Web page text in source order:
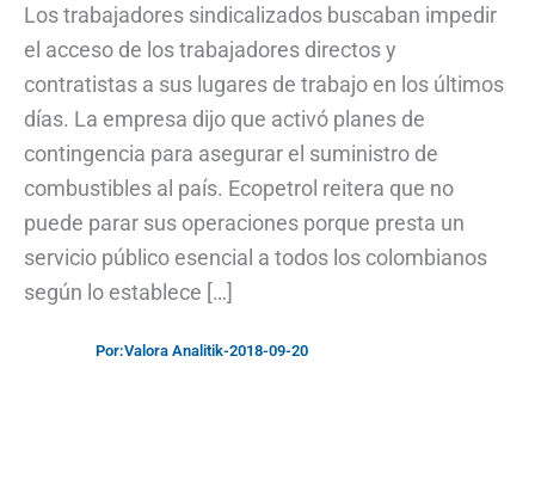
Los trabajadores sindicalizados buscaban impedir
el acceso de los trabajadores directos y
contratistas a sus lugares de trabajo en los últimos
días. La empresa dijo que activó planes de
contingencia para asegurar el suministro de
combustibles al país. Ecopetrol reitera que no
puede parar sus operaciones porque presta un
servicio público esencial a todos los colombianos
según lo establece […]
Por:Valora Analitik-2018-09-20